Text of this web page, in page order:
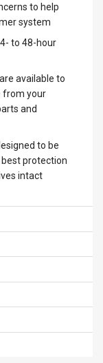
to help
system
to 48-hour
available to
from your
and
to be
protection
intact